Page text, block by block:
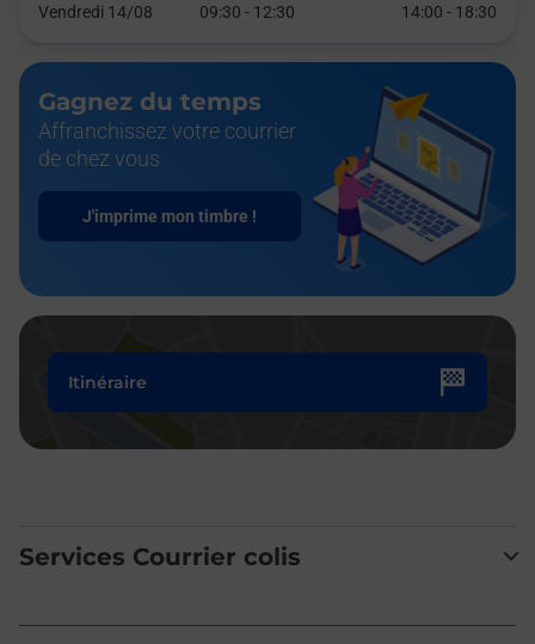
Vendredi 14/08
09:30 - 12:30 14:00 - 18:30
Gagnez du temps
Affranchissez votre courrier
de chez vous
J'imprime mon timbre !
Itinéraire
Services Courrier colis